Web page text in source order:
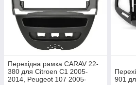
Перехідна рамка CARAV 22-
380 для Citroen C1 2005-
2014, Peugeot 107 2005-
901